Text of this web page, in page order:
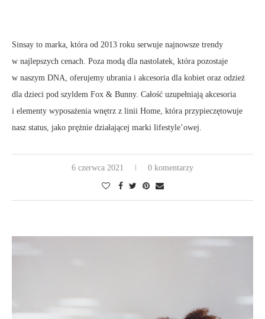
Sinsay to marka, która od 2013 roku serwuje najnowsze trendy
w najlepszych cenach. Poza modą dla nastolatek, która pozostaje
w naszym DNA, oferujemy ubrania i akcesoria dla kobiet oraz odzież
dla dzieci pod szyldem Fox & Bunny. Całość uzupełniają akcesoria
i elementy wyposażenia wnętrz z linii Home, która przypieczętowuje
nasz status, jako prężnie działającej marki lifestyle’owej.
6 czerwca 2021 0 komentarzy